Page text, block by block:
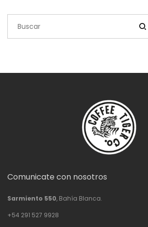
Comunicate con nosotros
Sarmiento 550, Bahía Blanca.
+54 291 527 9928